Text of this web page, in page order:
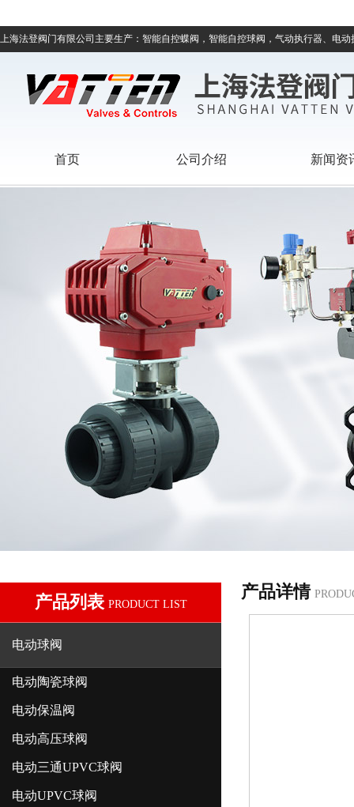
上海法登阀门有限公司主要生产：智能自控蝶阀，智能自控球阀，气动执行器、电
首页 公司介绍 新闻资
产品列表 PRODUCT LIST
电动球阀
电动陶瓷球阀
电动保温阀
电动高压球阀
电动三通UPVC球阀
电动UPVC球阀
产品详情